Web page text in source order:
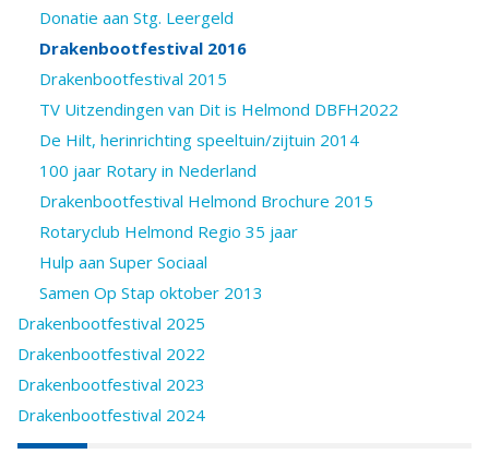
Donatie aan Stg. Leergeld
Drakenbootfestival 2016
Drakenbootfestival 2015
TV Uitzendingen van Dit is Helmond DBFH2022
De Hilt, herinrichting speeltuin/zijtuin 2014
100 jaar Rotary in Nederland
Drakenbootfestival Helmond Brochure 2015
Rotaryclub Helmond Regio 35 jaar
Hulp aan Super Sociaal
Samen Op Stap oktober 2013
Drakenbootfestival 2025
Drakenbootfestival 2022
Drakenbootfestival 2023
Drakenbootfestival 2024